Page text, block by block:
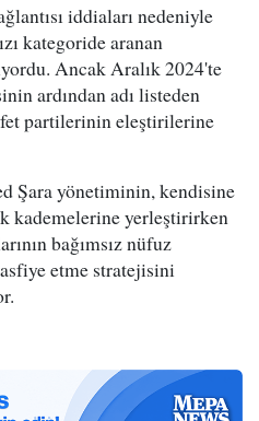
iddiaları nedeniyle
kategoride aranan
Ancak Aralık 2024'te
ardından adı listeden
partilerinin eleştirilerine
Şara yönetiminin, kendisine
kademelerine yerleştirirken
bağımsız nüfuz
etme stratejisini